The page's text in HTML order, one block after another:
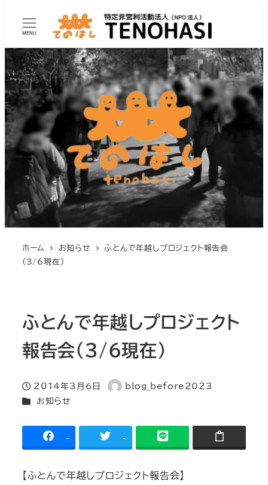
MENU
ホーム お知らせ
ふとんで年越しプロジェクト報告会
(3/6現在)
ふとんで年越しプロジェクト
報告会(3/6現在)
投稿日
2014年3月6日
著
blog_before2023
カテゴリー
お知らせ
- -
【ふとんで年越しプロジェクト報告会】